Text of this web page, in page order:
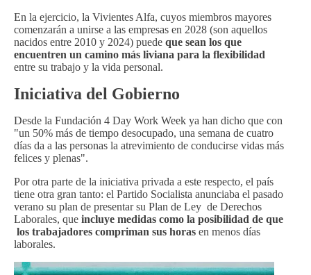
En la ejercicio, la Vivientes Alfa, cuyos miembros mayores
comenzarán a unirse a las empresas en 2028 (son aquellos
nacidos entre 2010 y 2024) puede que sean los que
encuentren un camino más liviana para la flexibilidad
entre su trabajo y la vida personal.
Iniciativa del Gobierno
Desde la Fundación 4 Day Work Week ya han dicho que con
"un 50% más de tiempo desocupado, una semana de cuatro
días da a las personas la atrevimiento de conducirse vidas más
felices y plenas".
Por otra parte de la iniciativa privada a este respecto, el país
tiene otra gran tanto: el Partido Socialista anunciaba el pasado
verano su plan de presentar su Plan de Ley de Derechos
Laborales, que incluye medidas como la posibilidad de que
los trabajadores compriman sus horas en menos días
laborales.